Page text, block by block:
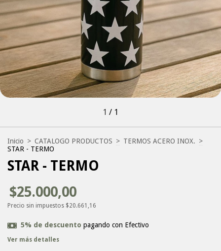
1 / 1
Inicio > CATALOGO PRODUCTOS > TERMOS ACERO INOX. >
STAR - TERMO
STAR - TERMO
$25.000,00
Precio sin impuestos $20.661,16
5% de descuento pagando con Efectivo
Ver más detalles